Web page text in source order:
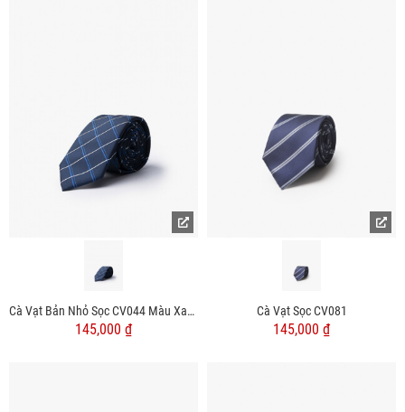
Cà Vạt Bản Nhỏ Sọc CV044 Màu Xanh Đen
145,000 ₫
Cà Vạt Sọc CV081
145,000 ₫